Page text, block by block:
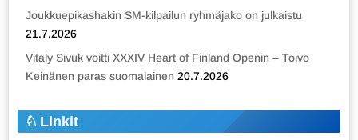
Joukkuepikashakin SM-kilpailun ryhmäjako on julkaistu
21.7.2026
Vitaly Sivuk voitti XXXIV Heart of Finland Openin – Toivo
Keinänen paras suomalainen 20.7.2026
Linkit